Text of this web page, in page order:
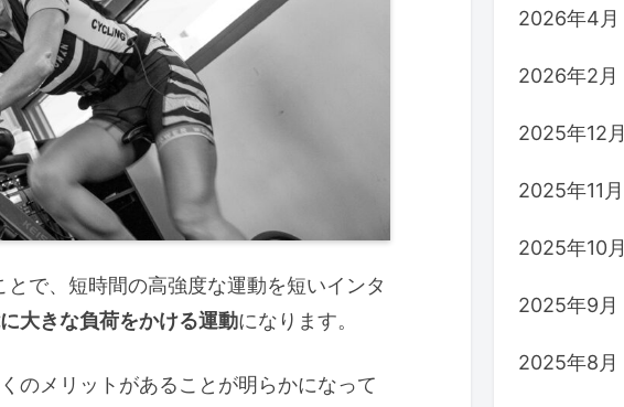
で、短時間の高強度な運動を短いインタ
大きな負荷をかける運動になります。
のメリットがあることが明らかになって
2026年4月
2026年2月
2025年12月
2025年11月
2025年10月
2025年9月
2025年8月